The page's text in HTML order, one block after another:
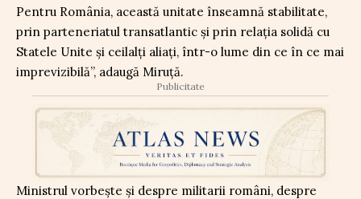
Pentru România, această unitate înseamnă stabilitate,
prin parteneriatul transatlantic și prin relația solidă cu
Statele Unite și ceilalți aliați, într-o lume din ce în ce mai
imprevizibilă”, adaugă Miruță.
Publicitate
Ministrul vorbește și despre militarii români, despre